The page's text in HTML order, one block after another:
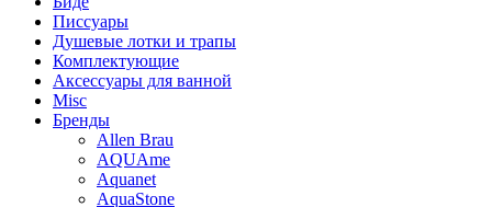
Писсуары
Душевые лотки и трапы
Комплектующие
Аксессуары для ванной
Misc
Бренды
Allen Brau
AQUAme
Aquanet
AquaStone